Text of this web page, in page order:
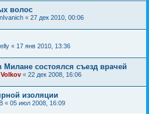
волос
« 27 дек 2010, 00:06
« 17 янв 2010, 13:36
состоялся съезд врачей
Volkov « 22 дек 2008, 16:06
изоляции
« 05 июл 2008, 16:09